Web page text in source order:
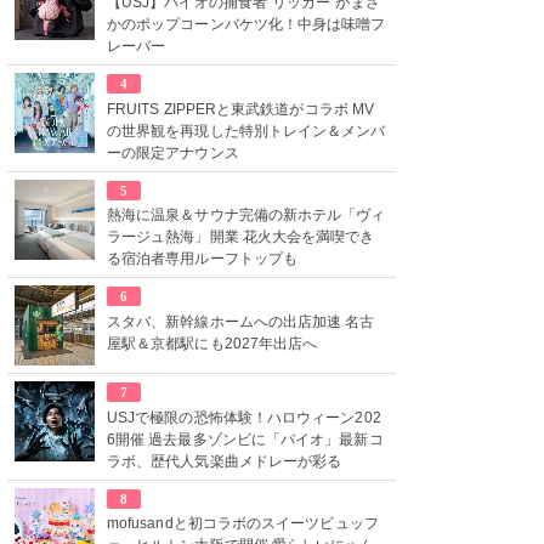
かのポップコーンバケツ化！中身は味噌フ
レーバー
4
FRUITS ZIPPERと東武鉄道がコラボ MV
の世界観を再現した特別トレイン＆メンバ
ーの限定アナウンス
5
熱海に温泉＆サウナ完備の新ホテル「ヴィ
ラージュ熱海」開業 花火大会を満喫でき
る宿泊者専用ルーフトップも
6
スタバ、新幹線ホームへの出店加速 名古
屋駅＆京都駅にも2027年出店へ
7
USJで極限の恐怖体験！ハロウィーン202
6開催 過去最多ゾンビに「バイオ」最新コ
ラボ、歴代人気楽曲メドレーが彩る
8
mofusandと初コラボのスイーツビュッフ